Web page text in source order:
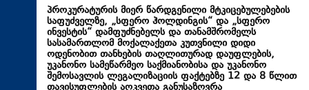
პროკურატურის მიერ წარდგენილი მტკიცებულებების
საფუძველზე, „სფერო ჰოლდინგის“ და „სფერო
ინვესტის“ დამფუძნებელს და თანამშრომელს
სასამართლომ მოქალაქეთა კუთვნილი დიდი
ოდენობით თანხების თაღლითურად დაუფლების,
უკანონო სამეწარმეო საქმიანობისა და უკანონო
შემოსავლის ლეგალიზაციის ფაქტებზე 12 და 8 წლით